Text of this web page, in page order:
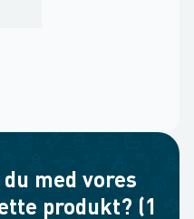
med vores
produkt? (1